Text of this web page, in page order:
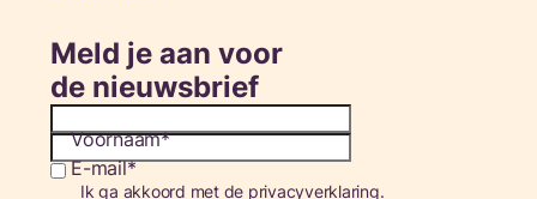
Meld je aan voor
de nieuwsbrief
Voornaam
E-mail
Consent
Ik ga akkoord met de privacyverklaring.